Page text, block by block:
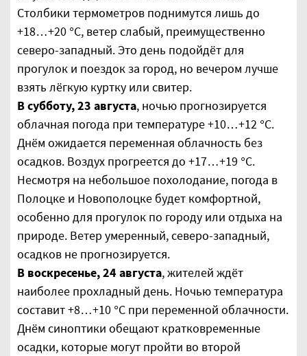
Столбики термометров поднимутся лишь до
+18…+20 °С, ветер слабый, преимущественно
северо-западный. Это день подойдёт для
прогулок и поездок за город, но вечером лучше
взять лёгкую куртку или свитер.
В субботу, 23 августа, ночью прогнозируется
облачная погода при температуре +10…+12 °С.
Днём ожидается переменная облачность без
осадков. Воздух прогреется до +17…+19 °С.
Несмотря на небольшое похолодание, погода в
Полоцке и Новополоцке будет комфортной,
особенно для прогулок по городу или отдыха на
природе. Ветер умеренный, северо-западный,
осадков не прогнозируется.
В воскресенье, 24 августа, жителей ждёт
наиболее прохладный день. Ночью температура
составит +8…+10 °С при переменной облачности.
Днём синоптики обещают кратковременные
осадки, которые могут пройти во второй